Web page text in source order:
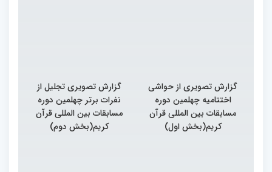
گزارش تصویری از حواشی
اختتامیه چهلمین دوره
مسابقات بین المللی قرآن
کریم(بخش اول)
گزارش تصویری تجلیل از
نفرات برتر چهلمین دوره
مسابقات بین المللی قرآن
کریم(بخش دوم)